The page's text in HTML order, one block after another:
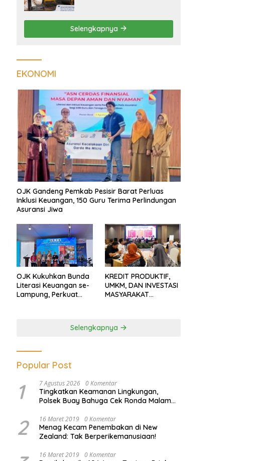
Demi Keselamatan
Pengguna Jalan
Selengkapnya
EKONOMI
OJK Gandeng Pemkab Pesisir Barat Perluas
Inklusi Keuangan, 150 Guru Terima Perlindungan
Asuransi Jiwa
OJK Kukuhkan Bunda
Literasi Keuangan se-
Lampung, Perkuat
KREDIT PRODUKTIF,
UMKM, DAN INVESTASI
MASYARAKAT
Selengkapnya
Popular Post
1 7 Agustus 2026 0 Komentar
Tingkatkan Keamanan Lingkungan,
Polsek Buay Bahuga Cek Ronda Malam
2 16 Maret 2019 0 Komentar
Menag Kecam Penembakan di New
Zealand: Tak Berperikemanusiaan!
16 Maret 2019 0 Komentar